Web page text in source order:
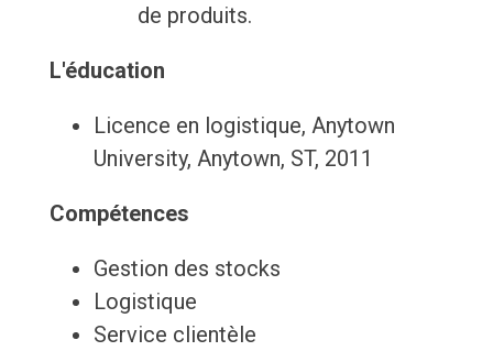
de produits.
L'éducation
Licence en logistique, Anytown
University, Anytown, ST, 2011
Compétences
Gestion des stocks
Logistique
Service clientèle